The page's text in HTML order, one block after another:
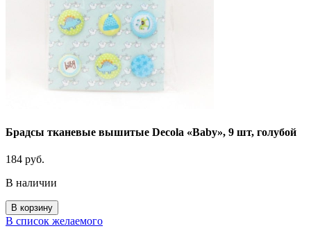
Брадсы тканевые вышитые Decola «Baby», 9 шт, голубой
184 руб.
В наличии
Количество
товара
В корзину
В список желаемого